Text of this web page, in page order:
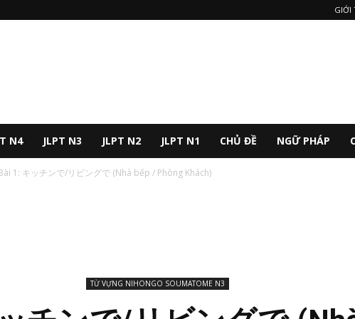
GIỚI
N4 JLPT N3 JLPT N2 JLPT N1 CHỦ ĐỀ NGỮ PHÁP
1: キッチンで/リビングで (Nhà bếp / Phòng Khách)
TỪ VỰNG NIHONGO SOUMATOME N3